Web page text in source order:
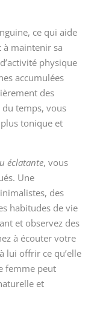
ce qui aide
à maintenir sa
physique
accumulées
des
temps, vous
tonique et
éclatante, vous
Une
des
habitudes de vie
et observez des
à écouter votre
lui offrir ce qu’elle
femme peut
et